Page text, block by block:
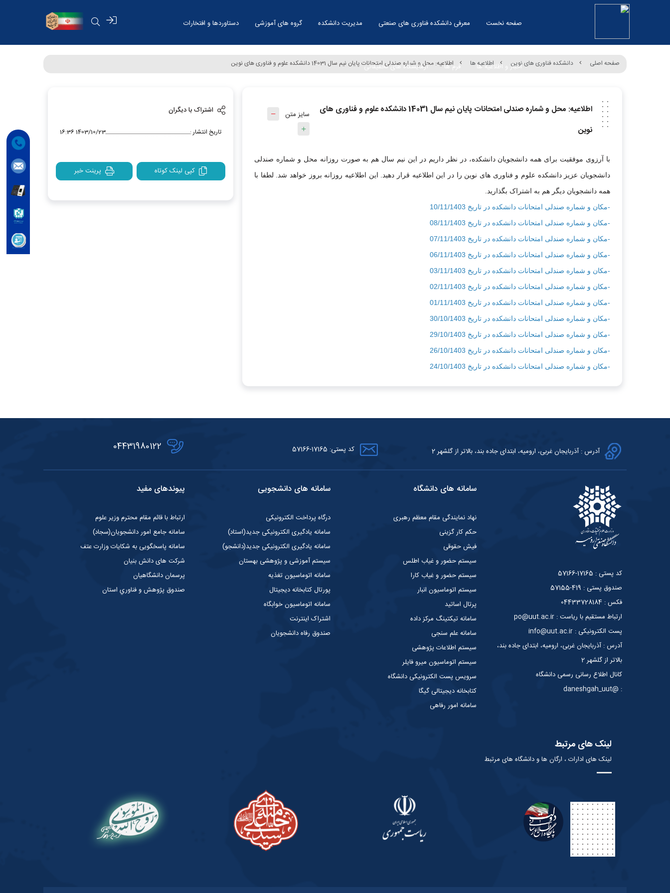
صفحه نخست معرفی دانشکده فناوری های صنعتی مدیریت دانشکده گروه های آموزشی دستاوردها و افتخارات
اخبار و اطلاعیه ها فرم ها آزمایشگاه های تحقیقاتی صفحه اصلی دانشکده فناوری های نوین اطلاعیه ها اطلاعیه: محل و شماره صندلی امتحانات پایان نیم سال 14031 دانشکده علوم و فناوری های نوین
اطلاعیه: محل و شماره صندلی امتحانات پایان نیم سال 14031 دانشکده علوم و فناوری های
نوین
سایز متن
با آرزوی موفقیت برای همه دانشجویان دانشکده، در نظر داریم در این نیم سال هم به صورت روزانه محل و شماره صندلی
دانشجویان عزیز دانشکده علوم و فناوری های نوین را در این اطلاعیه قرار دهید. این اطلاعیه روزانه بروز خواهد شد. لطفا با
همه دانشجویان دیگر هم به اشتراک بگذارید.
-مکان و شماره صندلی امتحانات دانشکده در تاریخ 10/11/1403
-مکان و شماره صندلی امتحانات دانشکده در تاریخ 08/11/1403
-مکان و شماره صندلی امتحانات دانشکده در تاریخ 07/11/1403
-مکان و شماره صندلی امتحانات دانشکده در تاریخ 06/11/1403
-مکان و شماره صندلی امتحانات دانشکده در تاریخ 03/11/1403
-مکان و شماره صندلی امتحانات دانشکده در تاریخ 02/11/1403
-مکان و شماره صندلی امتحانات دانشکده در تاریخ 01/11/1403
-مکان و شماره صندلی امتحانات دانشکده در تاریخ 30/10/1403
-مکان و شماره صندلی امتحانات دانشکده در تاریخ 29/10/1403
-مکان و شماره صندلی امتحانات دانشکده در تاریخ 26/10/1403
-مکان و شماره صندلی امتحانات دانشکده در تاریخ 24/10/1403
اشتراک با دیگران
تاریخ انتشار : 1403/10/23 16:36
کپی لینک کوتاه پرینت خبر
آدرس : آذربایجان غربی، ارومیه، ابتدای جاده بند، بالاتر از گلشهر 2 کد پستی: 17165-57166 04431980122
کد پستی : 17165-57166
صندوق پستی : 419-57155
فکس : 04433728184
ارتباط مستقیم با ریاست : po@uut.ac.ir
پست الکترونیکی : info@uut.ac.ir
آدرس : آذربایجان غربی، ارومیه، ابتدای جاده بند،
بالاتر از گلشهر 2
کانال اطلاع رسانی رسمی دانشگاه
: @daneshgah_uut
سامانه های دانشگاه
نهاد نمایندگی مقام معظم رهبری
حکم کار گزینی
فیش حقوقی
سیستم حضور و غیاب اطلس
سیستم حضور و غیاب کارا
سیستم اتوماسیون انبار
پرتال اساتید
سامانه تیکتینگ مرکز داده
سامانه علم سنجی
سیستم اطلاعات پژوهشی
سیستم اتوماسیون میرو فایلر
سرویس پست الکترونیکی دانشگاه
کتابخانه دیجیتالی گیگا
سامانه امور رفاهی
سامانه های دانشجویی
درگاه پرداخت الکترونیکی
سامانه یادگیری الکترونیکی جدید(استاد)
سامانه یادگیری الکترونیکی جدید(دانشجو)
سیستم آموزشی و پژوهشی بهستان
سامانه اتوماسیون تغذیه
پورتال کتابخانه دیجیتال
سامانه اتوماسیون خوابگاه
اشتراک اینترنت
صندوق رفاه دانشجویان
پیوندهای مفید
ارتباط با قائم مقام محترم وزیر علوم
سامانه جامع امور دانشجویان(سجاد)
سامانه پاسخگویی به شکایات وزارت عتف
شرکت های دانش بنیان
پرسمان دانشگاهیان
صندوق پژوهش و فناوري استان
لینک های مرتبط
لینک های ادارات ، ارگان ها و دانشگاه های مرتبط